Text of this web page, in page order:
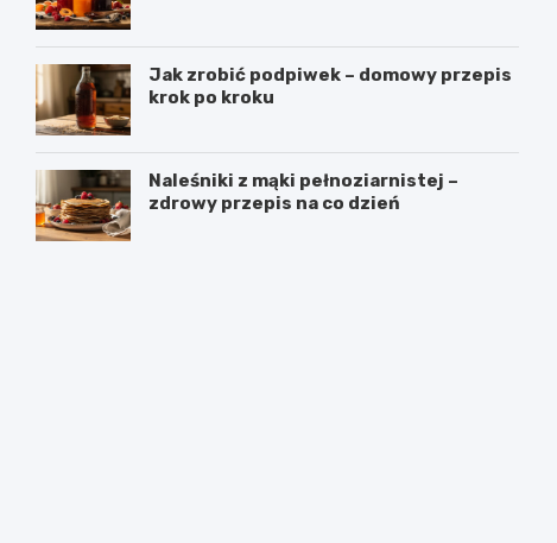
Jak zrobić podpiwek – domowy przepis
krok po kroku
Naleśniki z mąki pełnoziarnistej –
zdrowy przepis na co dzień